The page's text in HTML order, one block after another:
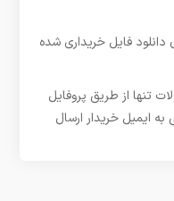
فایل خریداری شده
تنها از طریق پروفایل
ایمیل خریدار ارسال